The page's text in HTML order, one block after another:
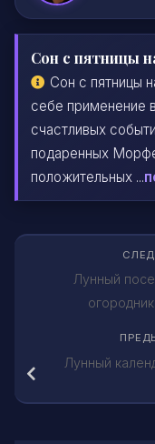
Сон с пятницы
Сон с пятницы
себе применение
счастливых
подаренных
положительных ...
Лунный
Лунный